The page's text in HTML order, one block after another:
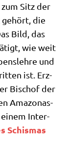
Sitz der
gehört, die
Bild, das
wie weit
und
ist. Erz­
Bischof der
Ama­zo­nas­
einem Inter­
Schis­mas